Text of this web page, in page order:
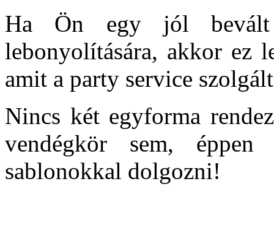
Ha Ön egy jól bevált
lebonyolítására, akkor ez
amit a party service
Nincs két egyforma
vendégkör sem,
sablonokkal dolgozni!